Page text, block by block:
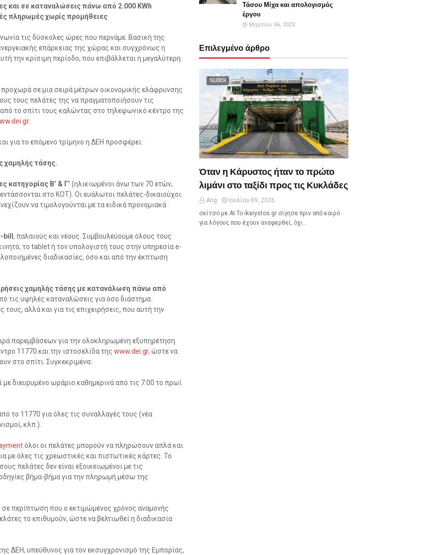
και σε καταναλώσεις πάνω από 2.000 KWh
πληρωμές χωρίς προμήθειες
τις δύσκολες ώρες που περνάμε. Βασική της
επάρκειας της χώρας και συγχρόνως η
την κρίσιμη περίοδο, που επιβάλλεται η μεγαλύτερη
σε μια σειρά μέτρων οικονομικής ελάφρυνσης
τους πελάτες της να πραγματοποιήσουν τις
το σπίτι τους καλώντας στο τηλεφωνικό κέντρο της
για το επόμενο τρίμηνο η ΔΕΗ προσφέρει:
χαμηλής τάσης.
κατηγορίας Β’ & Γ’ (ηλικιωμένοι άνω των 70 ετών,
στο ΚΟΤ). Οι ευάλωτοι πελάτες-δικαιούχοι
να τιμολογούνται με τα ειδικά προνομιακά
, παλαιούς και νέους. Συμβουλεύουμε όλους τους
το tablet ή τον υπολογιστή τους στην υπηρεσία e-
διαδικασίες, όσο και από την έκπτωση
χαμηλής τάσης με κατανάλωση πάνω από
τις υψηλές καταναλώσεις για όσο διάστημα
τους, αλλά και για τις επιχειρήσεις, που αυτή την
παρεμβάσεων για την ολοκληρωμένη εξυπηρέτηση
11770 και την ιστοσελίδα της www.dei.gr, ώστε να
στο σπίτι. Συγκεκριμένα:
διευρυμένο ωράριο καθημερινά από τις 7:00 το πρωί
το 11770 για όλες τις συναλλαγές τους (νέα
κλπ.).
όλοι οι πελάτες μπορούν να πληρώσουν απλά και
με όλες τις χρεωστικές και πιστωτικές κάρτες. Το
πελάτες δεν είναι εξοικειωμένοι με τις
βήμα-βήμα για την πληρωμή μέσω της
περίπτωση που ο εκτιμώμενος χρόνος αναμονής
το επιθυμούν, ώστε να βελτιωθεί η διαδικασία
ΔΕΗ, υπεύθυνος για τον εκσυγχρονισμό της Εμπορίας,
Τάσου Μίχα και απολογισμός
έργου
Μαρτίου 06, 2023
Επιλεγμένο άρθρο
SLIDER
Όταν η Κάρυστος ήταν το πρώτο
λιμάνι στο ταξίδι προς τις Κυκλάδες
Ang
Ιουλίου 09, 2026
σκίτσο με ΑΙ Το ikarystos.gr σίγησε πριν από καιρό
για λόγους που έχουν αναφερθεί, όχι…